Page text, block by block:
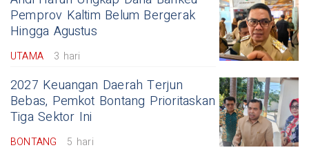
Pemprov Kaltim Belum Bergerak
Hingga Agustus
UTAMA 3 hari
2027 Keuangan Daerah Terjun
Bebas, Pemkot Bontang Prioritaskan
Tiga Sektor Ini
BONTANG 5 hari